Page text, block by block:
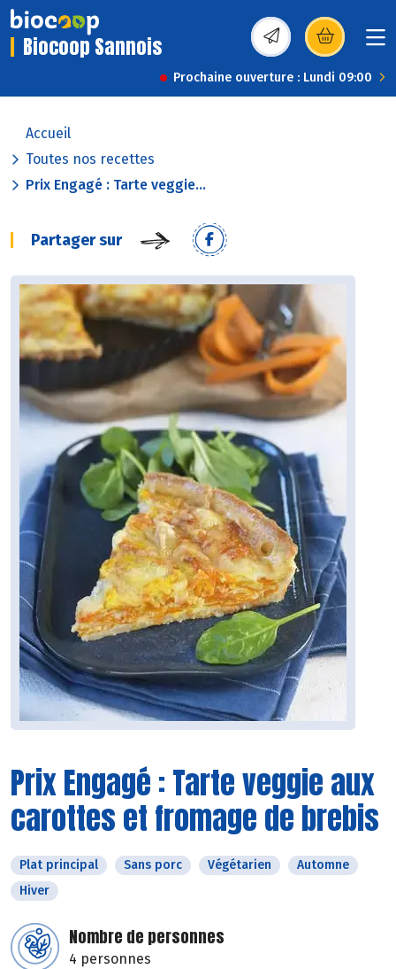
Biocoop Sannois (s’ouvre dans une
Prochaine ouverture : Lundi 09:00
Accueil
Toutes nos recettes
Prix Engagé : Tarte veggie...
Partager sur
Prix Engagé : Tarte veggie aux
carottes et fromage de brebis
Plat principal Sans porc Végétarien
Automne
Hiver
Nombre de personnes
4 personnes